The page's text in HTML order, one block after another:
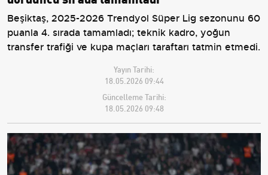
Beşiktaş, 2025-2026 Trendyol Süper Lig sezonunu 60
puanla 4. sırada tamamladı; teknik kadro, yoğun
transfer trafiği ve kupa maçları taraftarı tatmin etmedi.
Yayın Tarihi:
18.05.2026 09:44
Güncelleme Tarihi:
18.05.2026 09:48